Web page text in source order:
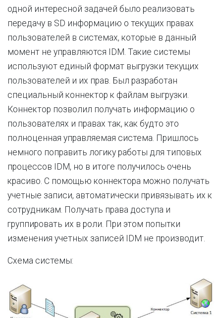
одной интересной задачей было реализовать
передачу в SD информацию о текущих правах
пользователей в системах, которые в данный
момент не управляются IDM. Такие системы
используют единый формат выгрузки текущих
пользователей и их прав. Был разработан
специальный коннектор к файлам выгрузки.
Коннектор позволил получать информацию о
пользователях и правах так, как будто это
полноценная управляемая система. Пришлось
немного поправить логику работы для типовых
процессов IDM, но в итоге получилось очень
красиво. С помощью коннектора можно получать
учетные записи, автоматически привязывать их к
сотрудникам. Получать права доступа и
группировать их в роли. При этом попытки
изменения учетных записей IDM не производит.
Схема системы: